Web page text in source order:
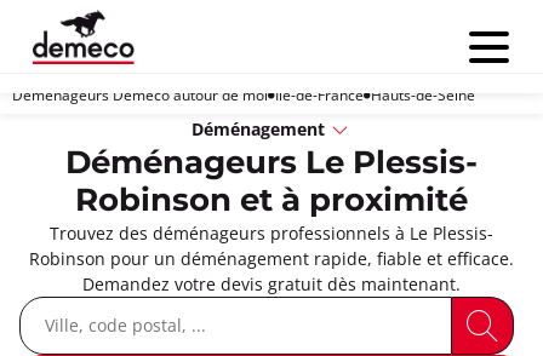
Menu
Déménageurs Demeco autour de moi Île-de-France Hauts-de-Seine
Déménagement
Déménageurs Le Plessis-
Robinson et à proximité
Trouvez des déménageurs professionnels à Le Plessis-
Robinson pour un déménagement rapide, fiable et efficace.
Demandez votre devis gratuit dès maintenant.